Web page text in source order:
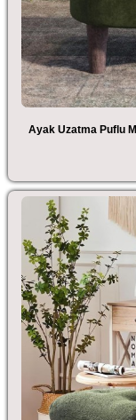
Ayak Uzatma Puflu